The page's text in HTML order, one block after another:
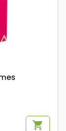
shopping_cart